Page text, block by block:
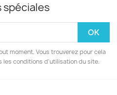
spéciales
moment. Vous trouverez pour cela
les conditions d'utilisation du site.